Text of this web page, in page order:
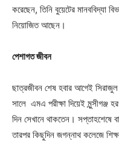
করেছেন, তিনি বুয়েটের মানববিদ্যা
নিয়োজিত আছেন।
পেশাগত জীবন
ছাত্রজীবন শেষ হবার আগেই
সালে এমএ পরীক্ষা দিয়েই মুন্সীগঞ্জ
দিন সেখানে থাকতেন। সপ্তাহশেষে
তারপর কিছুদিন জগন্নাথ কলেজে